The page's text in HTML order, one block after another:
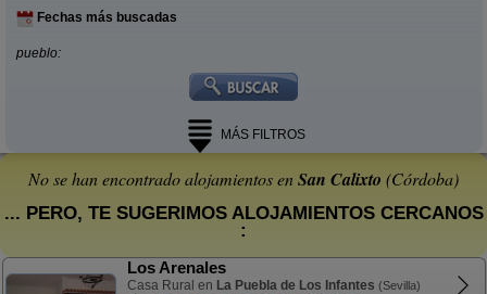
Fechas más buscadas
pueblo:
MÁS FILTROS
No se han encontrado alojamientos enSan Calixto (Córdoba)
... PERO, TE SUGERIMOS ALOJAMIENTOS CERCANOS
:
Los Arenales
Casa Rural en La Puebla de Los Infantes (Sevilla)